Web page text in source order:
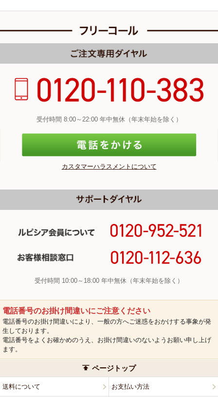
受付時間 8:00～22:00 年中無休（年末年始を除く）
カスタマーハラスメントについて
受付時間 10:00～18:00 年中無休（年末年始を除く）
電話番号のお掛け間違いにご注意ください
電話番号のお掛け間違いにより、一般の方へご迷惑をおかけする事象が発
生しております。
電話番号をよくお確かめのうえ、お掛け間違いのないようお願い申し上げ
ます。
ページトップ
送料について お支払い方法